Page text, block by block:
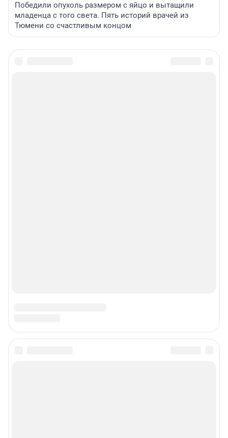
Победили опухоль размером с яйцо и вытащили
младенца с того света. Пять историй врачей из
Тюмени со счастливым концом